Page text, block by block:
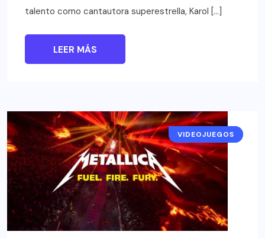
talento como cantautora superestrella, Karol […]
LEER MÁS
NOTICIAS
VIDEOJUEGOS